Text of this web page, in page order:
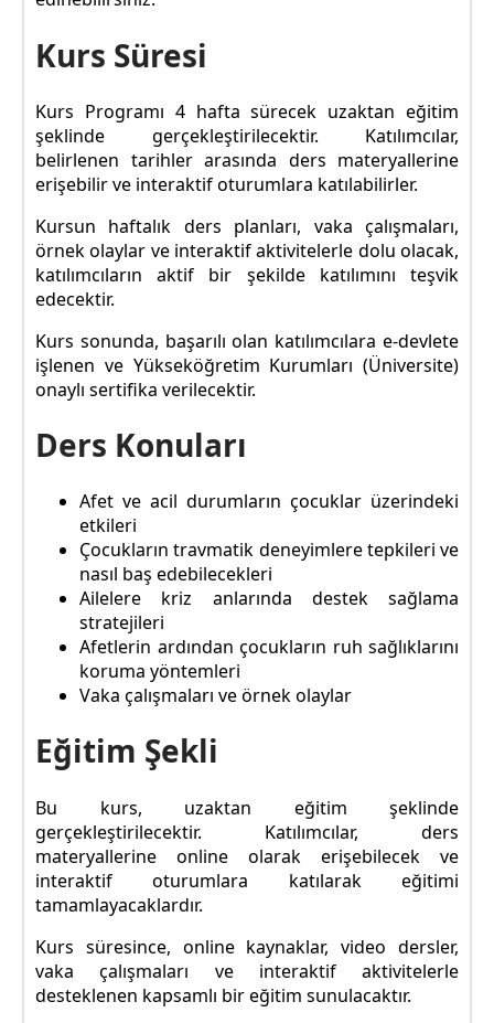
Kurs Süresi
Kurs Programı 4 hafta sürecek uzaktan eğitim
şeklinde gerçekleştirilecektir. Katılımcılar,
belirlenen tarihler arasında ders materyallerine
erişebilir ve interaktif oturumlara katılabilirler.
Kursun haftalık ders planları, vaka çalışmaları,
örnek olaylar ve interaktif aktivitelerle dolu olacak,
katılımcıların aktif bir şekilde katılımını teşvik
edecektir.
Kurs sonunda, başarılı olan katılımcılara e-devlete
işlenen ve Yükseköğretim Kurumları (Üniversite)
onaylı sertifika verilecektir.
Ders Konuları
Afet ve acil durumların çocuklar üzerindeki
etkileri
Çocukların travmatik deneyimlere tepkileri ve
nasıl baş edebilecekleri
Ailelere kriz anlarında destek sağlama
stratejileri
Afetlerin ardından çocukların ruh sağlıklarını
koruma yöntemleri
Vaka çalışmaları ve örnek olaylar
Eğitim Şekli
Bu kurs, uzaktan eğitim şeklinde
gerçekleştirilecektir. Katılımcılar, ders
materyallerine online olarak erişebilecek ve
interaktif oturumlara katılarak eğitimi
tamamlayacaklardır.
Kurs süresince, online kaynaklar, video dersler,
vaka çalışmaları ve interaktif aktivitelerle
desteklenen kapsamlı bir eğitim sunulacaktır.